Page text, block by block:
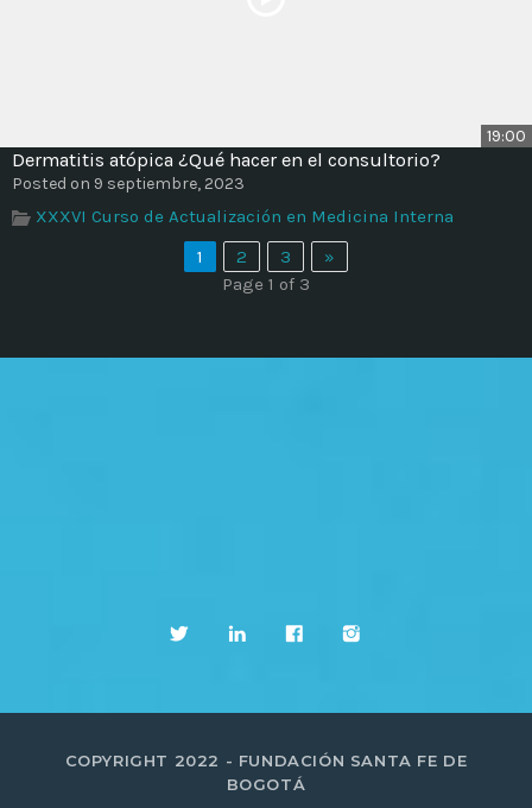
19:00
Dermatitis atópica ¿Qué hacer en el consultorio?
Posted on 9 septiembre, 2023
XXXVI Curso de Actualización en Medicina Interna
1
2 3
»
Page 1 of 3
COPYRIGHT 2022 - FUNDACIÓN SANTA FE DE
BOGOTÁ